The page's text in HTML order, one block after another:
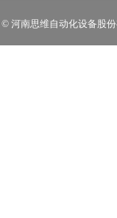
© 河南思维自动化设备股